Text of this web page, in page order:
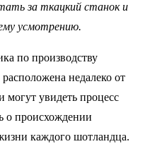
за ткацкий станок и
усмотрению.
по производству
недалеко от
могут увидеть процесс
о происхождении
каждого шотландца.